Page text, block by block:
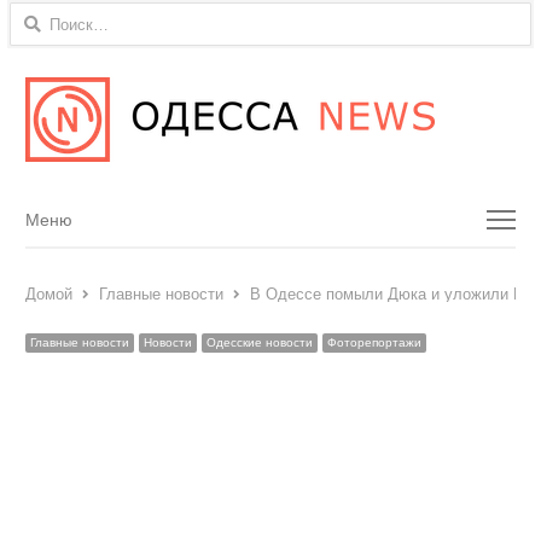
Найти:
Menu
Меню
Домой Главные новости В Одессе помыли Дюка и уложили
Главные новости Новости Одесские новости Фоторепортажи